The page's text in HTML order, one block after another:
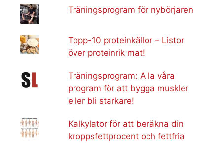
Träningsprogram för nybörjaren
Topp-10 proteinkällor – Listor
över proteinrik mat!
Träningsprogram: Alla våra
program för att bygga muskler
eller bli starkare!
Kalkylator för att beräkna din
kroppsfettprocent och fettfria